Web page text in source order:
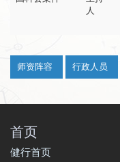
人
师资阵容 行政人员
首页
健行首页